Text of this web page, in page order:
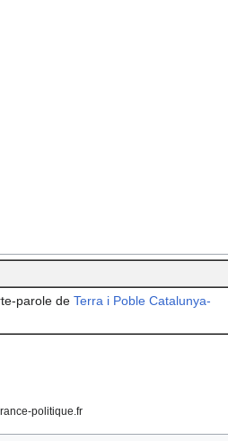
parole de Terra i Poble Catalunya-
politique.fr